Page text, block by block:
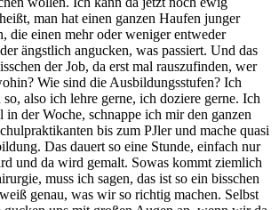
man hat einen ganzen Haufen junger
die einen mehr oder weniger entweder
ängstlich angucken, was passiert. Und das
der Job, da erst mal rauszufinden, wer
Wie sind die Ausbildungsstufen? Ich
so, also ich lehre gerne, ich doziere gerne. Ich
in der Woche, schnappe ich mir den ganzen
bis zum PJler und mache quasi
Das dauert so eine Stunde, einfach nur
und da wird gemalt. Sowas kommt ziemlich
muss ich sagen, das ist so ein bisschen
genau, was wir so richtig machen. Selbst